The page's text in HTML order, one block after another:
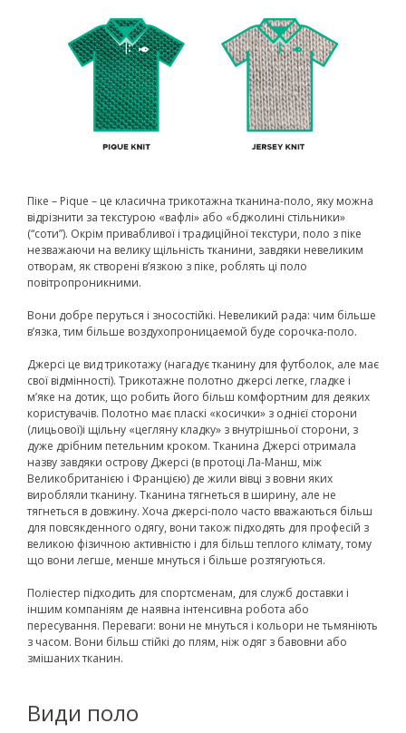
Піке – Pique – це класична трикотажна тканина-поло, яку можна
відрізнити за текстурою «вафлі» або «бджолині стільники»
(“соти”). Окрім привабливої ​​і традиційної текстури, поло з піке
незважаючи на велику щільність тканини, завдяки невеликим
отворам, як створені в’язкою з піке, роблять ці поло
повітропроникними.
Вони добре перуться і зносостійкі. Невеликий рада: чим більше
в’язка, тим більше воздухопроницаемой буде сорочка-поло.
Джерсі це вид трикотажу (нагадує тканину для футболок, але має
свої відмінності). Трикотажне полотно джерсі легке, гладке і
м’яке на дотик, що робить його більш комфортним для деяких
користувачів. Полотно має пласкі «косички» з однієї сторони
(лицьової)і щільну «цегляну кладку» з внутрішньої сторони, з
дуже дрібним петельним кроком. Тканина Джерсі отримала
назву завдяки острову Джерсі (в протоці Ла-Манш, між
Великобританією і Францією) де жили вівці з вовни яких
виробляли тканину. Тканина тягнеться в ширину, але не
тягнеться в довжину. Хоча джерсі-поло часто вважаються більш
для повсякденного одягу, вони також підходять для професій з
великою фізичною активністю і для більш теплого клімату, тому
що вони легше, менше мнуться і більше розтягуються.
Поліестер підходить для спортсменам, для служб доставки і
іншим компаніям де наявна інтенсивна робота або
пересування. Переваги: ​​вони не мнуться і кольори не тьмяніють
з часом. Вони більш стійкі до плям, ніж одяг з бавовни або
змішаних тканин.
Види поло